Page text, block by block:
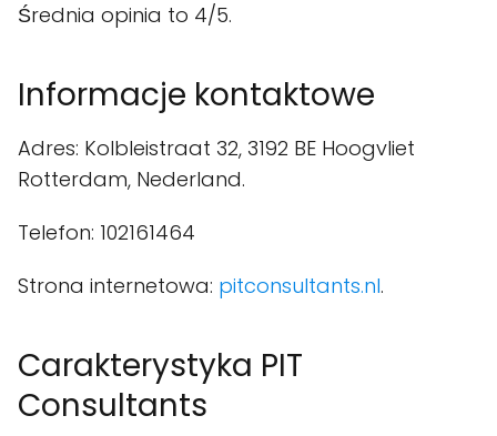
Średnia opinia to 4/5.
Informacje kontaktowe
Adres: Kolbleistraat 32, 3192 BE Hoogvliet
Rotterdam, Nederland.
Telefon: 102161464
Strona internetowa: pitconsultants.nl.
Carakterystyka PIT
Consultants